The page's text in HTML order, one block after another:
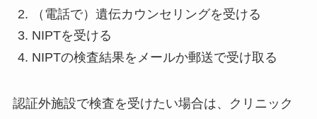
（電話で）遺伝カウンセリングを受ける
NIPTを受ける
NIPTの検査結果をメールか郵送で受け取る
認証外施設で検査を受けたい場合は、クリニック